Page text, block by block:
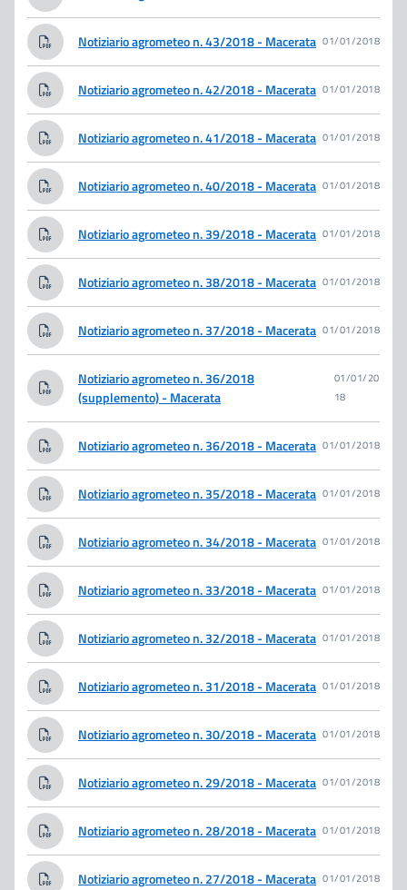
Notiziario agrometeo n. 43/2018 - Macerata 01/01/2018
Notiziario agrometeo n. 42/2018 - Macerata 01/01/2018
Notiziario agrometeo n. 41/2018 - Macerata 01/01/2018
Notiziario agrometeo n. 40/2018 - Macerata 01/01/2018
Notiziario agrometeo n. 39/2018 - Macerata 01/01/2018
Notiziario agrometeo n. 38/2018 - Macerata 01/01/2018
Notiziario agrometeo n. 37/2018 - Macerata 01/01/2018
Notiziario agrometeo n. 36/2018
(supplemento) - Macerata
01/01/20
18
Notiziario agrometeo n. 36/2018 - Macerata 01/01/2018
Notiziario agrometeo n. 35/2018 - Macerata 01/01/2018
Notiziario agrometeo n. 34/2018 - Macerata 01/01/2018
Notiziario agrometeo n. 33/2018 - Macerata 01/01/2018
Notiziario agrometeo n. 32/2018 - Macerata 01/01/2018
Notiziario agrometeo n. 31/2018 - Macerata 01/01/2018
Notiziario agrometeo n. 30/2018 - Macerata 01/01/2018
Notiziario agrometeo n. 29/2018 - Macerata 01/01/2018
Notiziario agrometeo n. 28/2018 - Macerata 01/01/2018
Notiziario agrometeo n. 27/2018 - Macerata 01/01/2018